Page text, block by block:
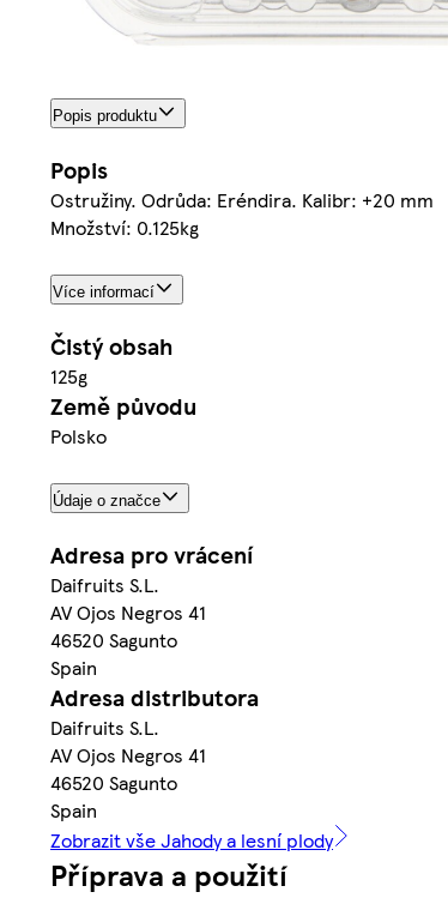
Popis produktu
Popis
Ostružiny. Odrůda: Eréndira. Kalibr: +20 mm
Množství: 0.125kg
Více informací
Čistý obsah
125g
Země původu
Polsko
Údaje o značce
Adresa pro vrácení
Daifruits S.L.
AV Ojos Negros 41
46520 Sagunto
Spain
Adresa distributora
Daifruits S.L.
AV Ojos Negros 41
46520 Sagunto
Spain
Zobrazit vše Jahody a lesní plody
Příprava a použití